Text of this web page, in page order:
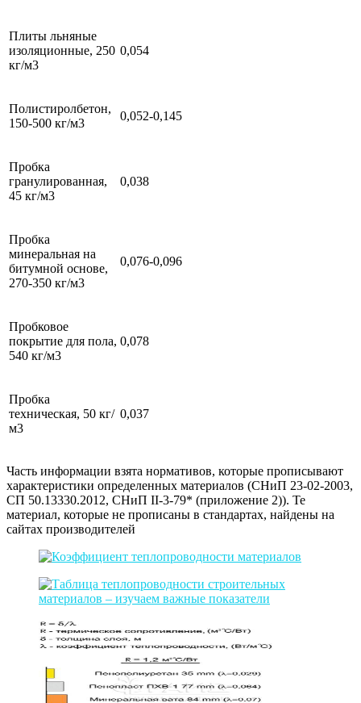
Плиты льняные
изоляционные, 250
кг/м3
0,054
Полистиролбетон,
150-500 кг/м3
0,052-0,145
Пробка
гранулированная,
45 кг/м3
0,038
Пробка
минеральная на
битумной основе,
270-350 кг/м3
0,076-0,096
Пробковое
покрытие для пола,
540 кг/м3
0,078
Пробка
техническая, 50 кг/
м3
0,037
Часть информации взята нормативов, которые прописывают
характеристики определенных материалов (СНиП 23-02-2003,
СП 50.13330.2012, СНиП II-3-79* (приложение 2)). Те
материал, которые не прописаны в стандартах, найдены на
сайтах производителей